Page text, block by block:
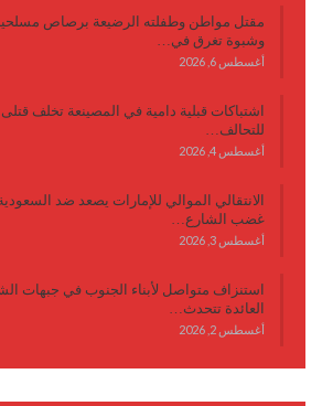
مقتل مواطن وطفلته الرضيعة برصاص
وشبوة تغرق في…
أغسطس 6, 2026
اشتباكات قبلية دامية في المصينعة تخلف
للتحالف…
أغسطس 4, 2026
الانتقالي الموالي للإمارات يصعد ضد
غضب الشارع…
أغسطس 3, 2026
استنزاف متواصل لأبناء الجنوب في جبهات
العائدة تتحدث…
أغسطس 2, 2026